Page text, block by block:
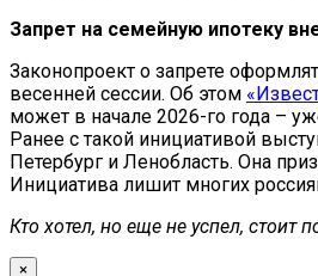
Запрет на семейную ипотеку
Законопроект о запрете
весенней сессии. Об этом
может в начале 2026-го года –
Ранее с такой инициативой
Петербург и Ленобласть. Она
Инициатива лишит многих
Кто хотел, но еще не успел, стоит
×